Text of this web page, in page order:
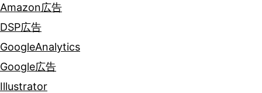
Amazon広告
DSP広告
GoogleAnalytics
Google広告
Illustrator